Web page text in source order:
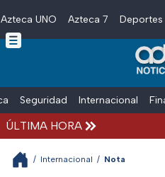
Skip to main content
Azteca UNO Azteca 7 Deportes
Seguridad Internacional
ÚLTIMA HORA
/ Internacional / Nota